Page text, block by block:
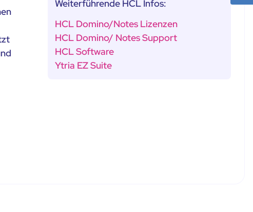
Weiterführende HCL Infos:
HCL Domino/Notes Lizenzen
HCL Domino/ Notes Support
HCL Software
Ytria EZ Suite